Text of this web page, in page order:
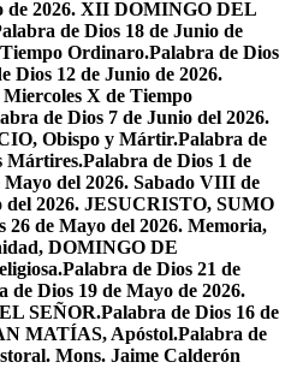
de 2026. XII DOMINGO DEL
de Dios 18 de Junio de
Ordinaro.Palabra de Dios
Dios 12 de Junio de 2026.
X de Tiempo
de Dios 7 de Junio del 2026.
Obispo y Mártir.Palabra de
Mártires.Palabra de Dios 1 de
Mayo del 2026. Sabado VIII de
del 2026. JESUCRISTO, SUMO
26 de Mayo del 2026. Memoria,
DOMINGO DE
Palabra de Dios 21 de
de Dios 19 de Mayo de 2026.
SEÑOR.Palabra de Dios 16 de
MATÍAS, Apóstol.Palabra de
Mons. Jaime Calderón